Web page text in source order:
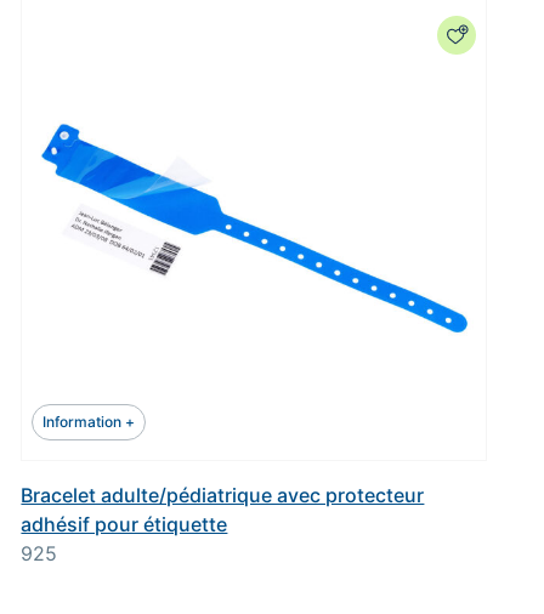
Information +
Bracelet adulte/pédiatrique avec protecteur
adhésif pour étiquette
925